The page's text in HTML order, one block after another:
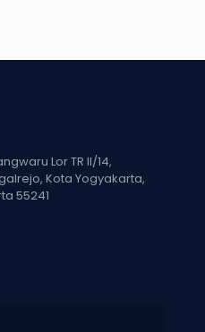
Lor TR II/14,
Kota Yogyakarta,
55241